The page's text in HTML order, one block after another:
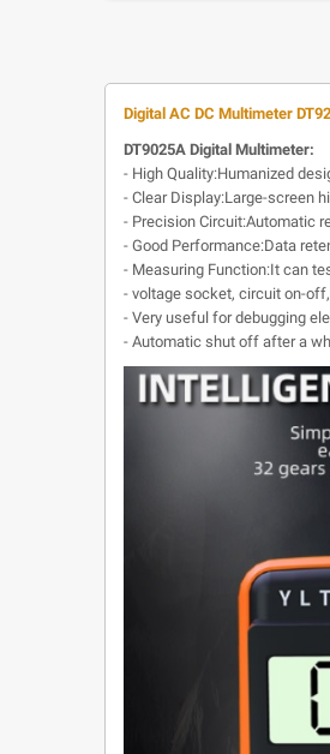
Digital AC DC Multimeter
DT9025A Digital Multimeter:
- High Quality:Humanized
- Clear Display:Large-screen
- Precision Circuit:Automatic
- Good Performance:Data
- Measuring Function:It can
- voltage socket, circuit on-
- Very useful for debugging
- Automatic shut off after a